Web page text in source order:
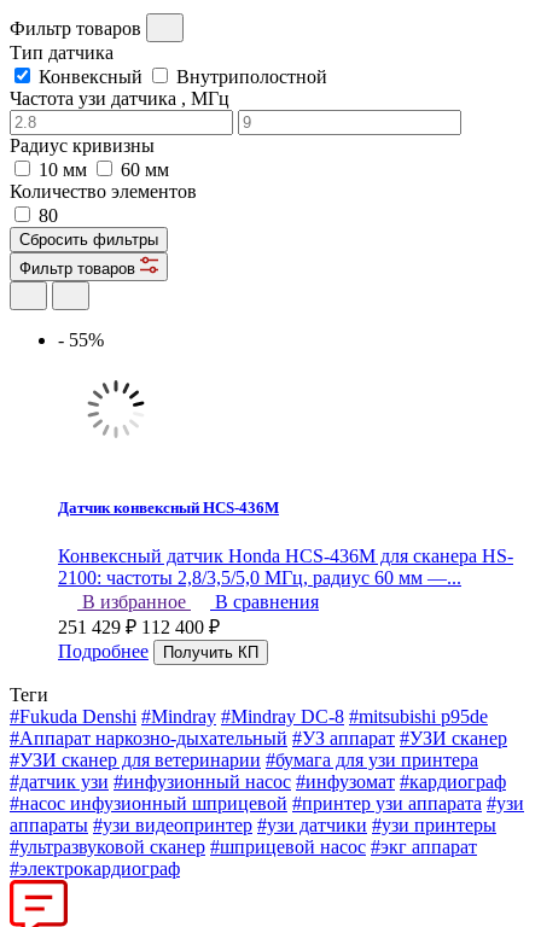
Фильтр товаров
Тип датчика
Конвексный
Внутриполостной
Частота узи датчика , МГц
Радиус кривизны
10 мм
60 мм
Количество элементов
80
Сбросить фильтры
Фильтр товаров
- 55%
Датчик конвексный HCS-436M
Конвексный датчик Honda HCS-436M для сканера HS-
2100: частоты 2,8/3,5/5,0 МГц, радиус 60 мм —...
В избранное
В сравнения
251 429 ₽ 112 400 ₽
Подробнее
Теги
#Fukuda Denshi #Mindray #Mindray DC-8 #mitsubishi p95de
#Аппарат наркозно-дыхательный #УЗ аппарат #УЗИ сканер
#УЗИ сканер для ветеринарии #бумага для узи принтера
#датчик узи #инфузионный насос #инфузомат #кардиограф
#насос инфузионный шприцевой #принтер узи аппарата #узи
аппараты #узи видеопринтер #узи датчики #узи принтеры
#ультразвуковой сканер #шприцевой насос #экг аппарат
#электрокардиограф